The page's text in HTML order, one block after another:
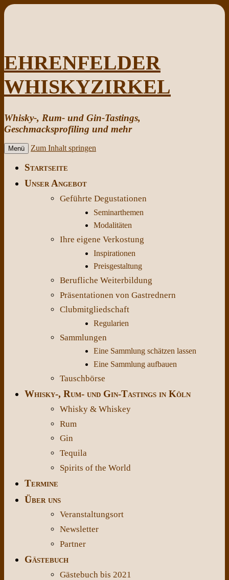
EHRENFELDER
WHISKYZIRKEL
Whisky-, Rum- und Gin-Tastings,
Geschmacksprofiling und mehr
Menü Zum Inhalt springen
Startseite
Unser Angebot
Geführte Degustationen
Seminarthemen
Modalitäten
Ihre eigene Verkostung
Inspirationen
Preisgestaltung
Berufliche Weiterbildung
Präsentationen von Gastrednern
Clubmitgliedschaft
Regularien
Sammlungen
Eine Sammlung schätzen lassen
Eine Sammlung aufbauen
Tauschbörse
Whisky-, Rum- und Gin-Tastings in Köln
Whisky & Whiskey
Rum
Gin
Tequila
Spirits of the World
Termine
Über uns
Veranstaltungsort
Newsletter
Partner
Gästebuch
Gästebuch bis 2021